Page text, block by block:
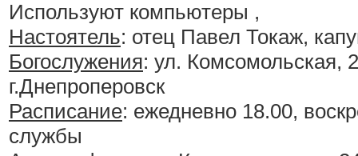
Используют компьютеры ,
Настоятель: отец Павел Токаж,
Богослужения: ул. Комсомольская,
г.Днепроперовск
Расписание: ежедневно 18.00,
службы